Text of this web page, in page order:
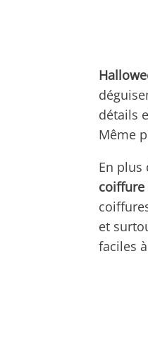
détails
Même
En plus
coiffure
et
faciles